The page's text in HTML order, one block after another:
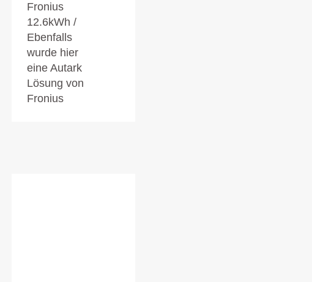
Fronius
12.6kWh /
Ebenfalls
wurde hier
eine Autark
Lösung von
Fronius